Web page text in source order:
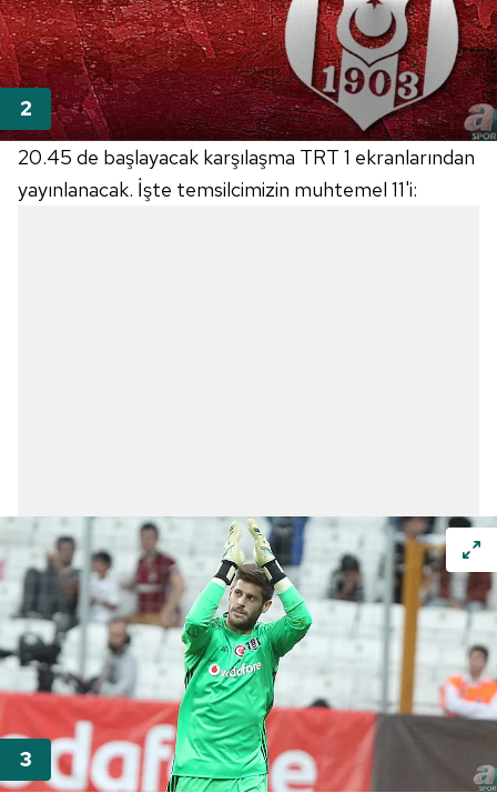
20.45 de başlayacak karşılaşma TRT 1 ekranlarından
yayınlanacak. İşte temsilcimizin muhtemel 11'i: